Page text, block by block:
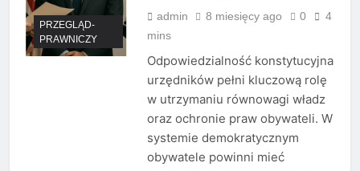
PRZEGLĄD-
PRAWNICZY
admin 8 miesięcy ago 0
4
mins
Odpowiedzialność konstytucyjna
urzędników pełni kluczową rolę
w utrzymaniu równowagi władz
oraz ochronie praw obywateli. W
systemie demokratycznym
obywatele powinni mieć